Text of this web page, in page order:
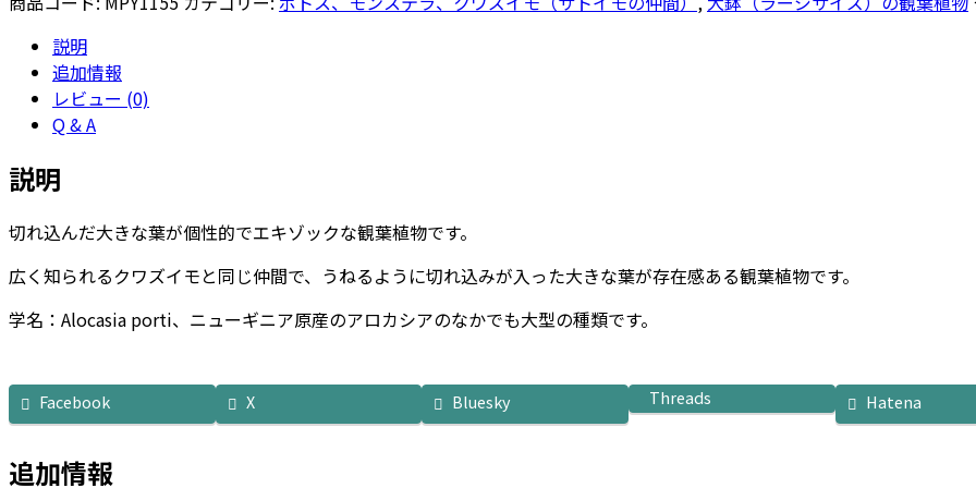
ア・
10
サ
ズ
個
説明
追加情報
レビュー (0)
Q & A
説明
切れ込んだ大きな葉が個性的でエキゾックな観葉植物です。
広く知られるクワズイモと同じ仲間で、うねるように切れ込みが入った大きな葉が存在感ある観葉植物です。
学名：Alocasia porti、ニューギニア原産のアロカシアのなかでも大型の種類です。
Facebook X Bluesky Threads Hatena
追加情報